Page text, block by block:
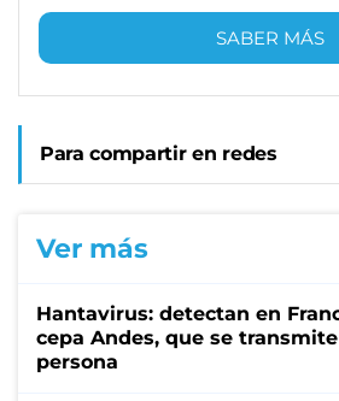
SABER MÁS
Para compartir en redes
Ver más
Hantavirus: detectan en
cepa Andes, que se
persona